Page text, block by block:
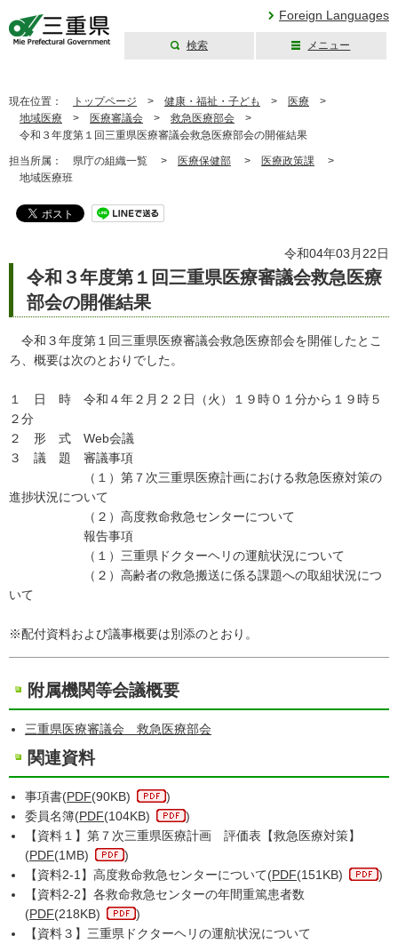
Foreign Languages
検索 メニュー
現在位置： トップページ > 健康・福祉・子ども > 医療 >
地域医療 > 医療審議会 > 救急医療部会 >
令和３年度第１回三重県医療審議会救急医療部会の開催結果
担当所属： 県庁の組織一覧 > 医療保健部 > 医療政策課 >
地域医療班
令和04年03月22日
令和３年度第１回三重県医療審議会救急医療
部会の開催結果
令和３年度第１回三重県医療審議会救急医療部会を開催したとこ
ろ、概要は次のとおりでした。
１ 日 時 令和４年２月２２日（火）１９時０１分から１９時５
２分
２ 形 式 Web会議
３ 議 題 審議事項
（１）第７次三重県医療計画における救急医療対策の
進捗状況について
（２）高度救命救急センターについて
報告事項
（１）三重県ドクターヘリの運航状況について
（２）高齢者の救急搬送に係る課題への取組状況につ
いて
※配付資料および議事概要は別添のとおり。
附属機関等会議概要
三重県医療審議会 救急医療部会
関連資料
事項書(PDF(90KB)
)
委員名簿(PDF(104KB)
)
【資料１】第７次三重県医療計画 評価表【救急医療対策】
(PDF(1MB)
)
【資料2-1】高度救命救急センターについて(PDF(151KB)
)
【資料2-2】各救命救急センターの年間重篤患者数
(PDF(218KB)
)
【資料３】三重県ドクターヘリの運航状況について